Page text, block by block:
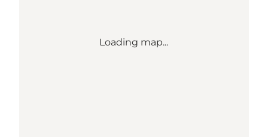
Loading map...